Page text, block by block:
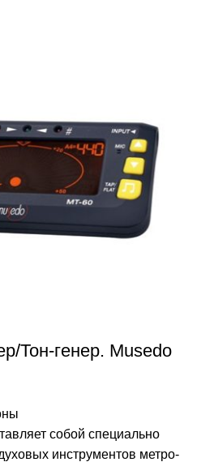
Тон-генер. Musedo
собой специально
инструментов метро-